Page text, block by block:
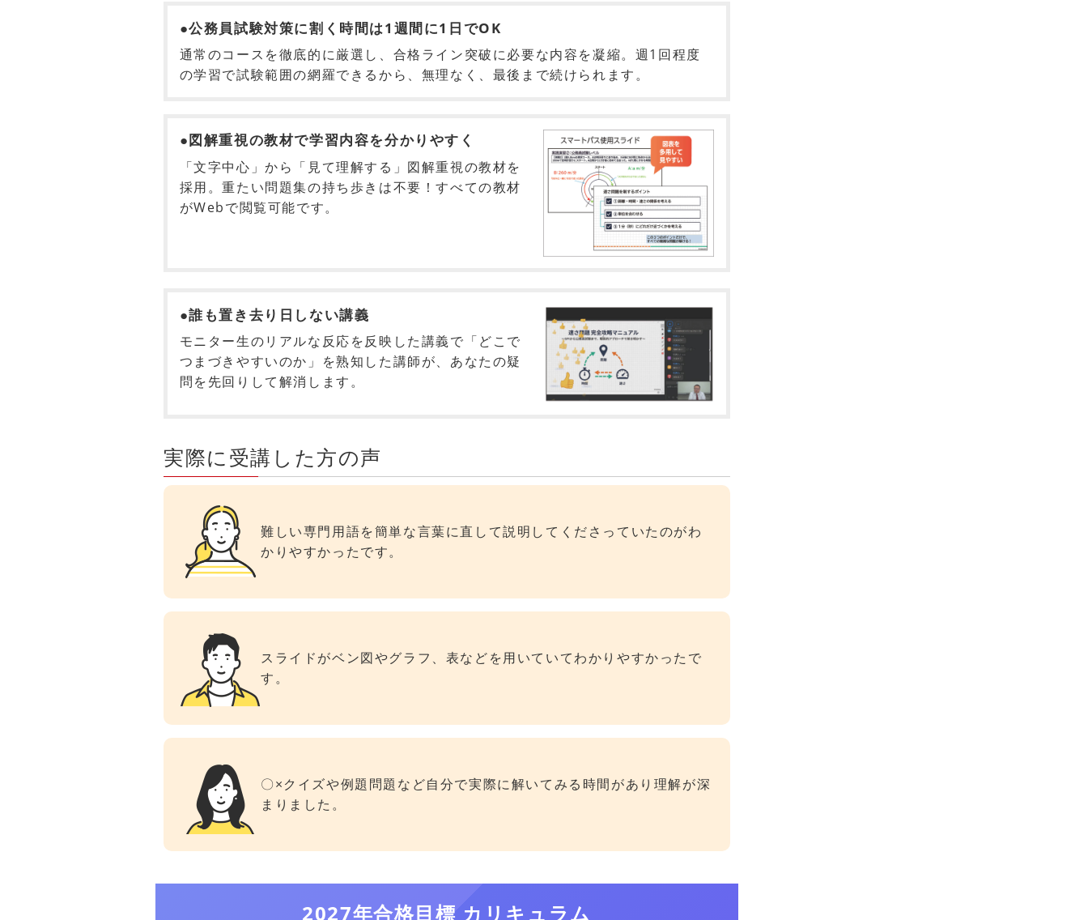
●公務員試験対策に割く時間は1週間に1日でOK
通常のコースを徹底的に厳選し、合格ライン突破に必要な内容を凝縮。週1回程度
の学習で試験範囲の網羅できるから、無理なく、最後まで続けられます。
●図解重視の教材で学習内容を分かりやすく
「文字中心」から「見て理解する」図解重視の教材を
採用。重たい問題集の持ち歩きは不要！すべての教材
がWebで閲覧可能です。
●誰も置き去り日しない講義
モニター生のリアルな反応を反映した講義で「どこで
つまづきやすいのか」を熟知した講師が、あなたの疑
問を先回りして解消します。
実際に受講した方の声
難しい専門用語を簡単な言葉に直して説明してくださっていたのがわ
かりやすかったです。
スライドがベン図やグラフ、表などを用いていてわかりやすかったで
す。
〇×クイズや例題問題など自分で実際に解いてみる時間があり理解が深
まりました。
2027年合格目標 カリキュラム